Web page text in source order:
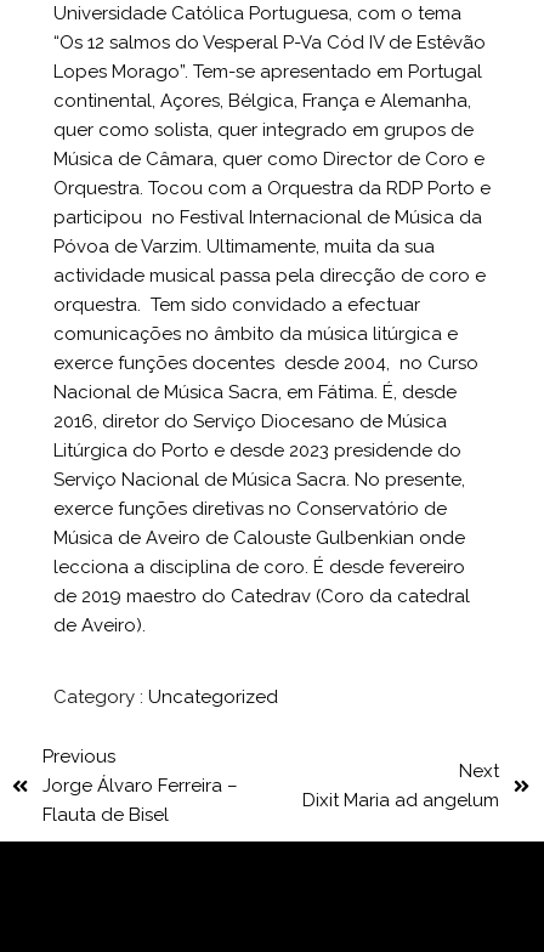
Universidade Católica Portuguesa, com o tema
“Os 12 salmos do Vesperal P-Va Cód IV de Estêvão
Lopes Morago”. Tem-se apresentado em Portugal
continental, Açores, Bélgica, França e Alemanha,
quer como solista, quer integrado em grupos de
Música de Câmara, quer como Director de Coro e
Orquestra. Tocou com a Orquestra da RDP Porto e
participou no Festival Internacional de Música da
Póvoa de Varzim. Ultimamente, muita da sua
actividade musical passa pela direcção de coro e
orquestra. Tem sido convidado a efectuar
comunicações no âmbito da música litúrgica e
exerce funções docentes desde 2004, no Curso
Nacional de Música Sacra, em Fátima. É, desde
2016, diretor do Serviço Diocesano de Música
Litúrgica do Porto e desde 2023 presidende do
Serviço Nacional de Música Sacra. No presente,
exerce funções diretivas no Conservatório de
Música de Aveiro de Calouste Gulbenkian onde
lecciona a disciplina de coro. É desde fevereiro
de 2019 maestro do Catedrav (Coro da catedral
de Aveiro).
Category : Uncategorized
Previous
Jorge Álvaro Ferreira –
Flauta de Bisel
Next
Dixit Maria ad angelum